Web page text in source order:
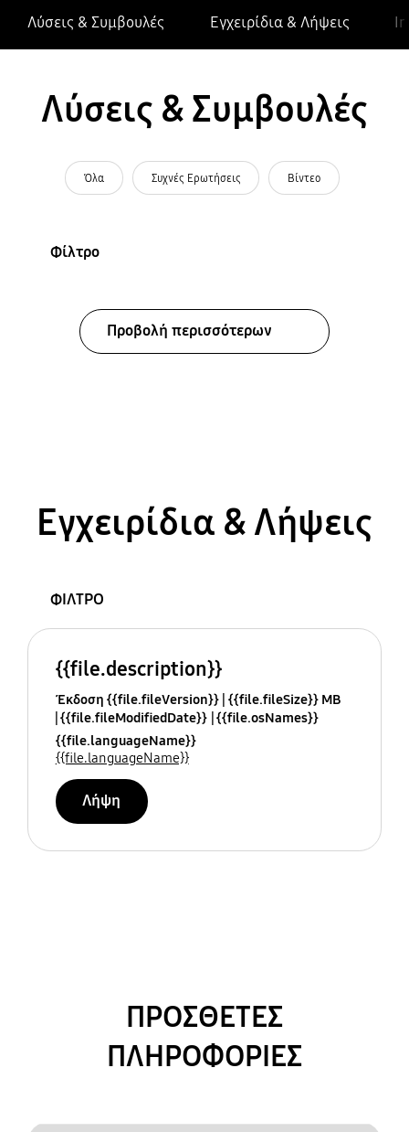
Λύσεις & Συμβουλές Εγχειρίδια & Λήψεις
Λύσεις & Συμβουλές
Όλα Συχνές Ερωτήσεις Βίντεο
Φίλτρο
Προβολή περισσότερων
Εγχειρίδια & Λήψεις
ΦΙΛΤΡΟ
{{file.description}}
Έκδοση {{file.fileVersion}} {{file.fileSize}} MB
{{file.fileModifiedDate}} {{file.osNames}}
{{file.languageName}}
{{file.languageName}}
Λήψη
ΠΡΟΣΘΕΤΕΣ
ΠΛΗΡΟΦΟΡΙΕΣ